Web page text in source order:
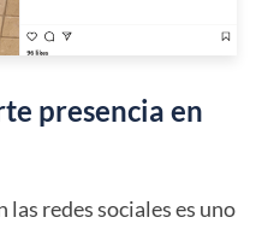
presencia en
las redes sociales es uno